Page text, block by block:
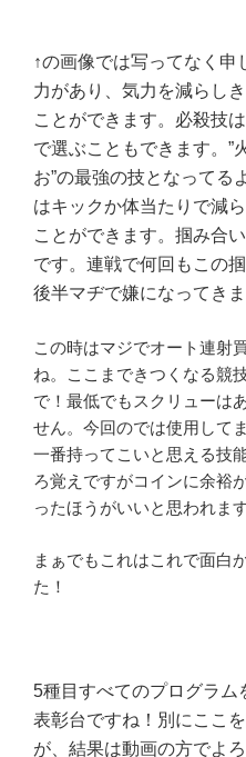
↑の画像では写ってなく
力があり、気力を減らし
ことができます。必殺技
で選ぶこともできます。”
お”の最強の技となってる
はキックか体当たりで減
ことができます。掴み合
です。連戦で何回もこの
後半マヂで嫌になってき
この時はマジでオート連射
ね。ここまできつくなる競
で！最低でもスクリューは
せん。今回のでは使用して
一番持ってこいと思える技
ろ覚えですがコインに余裕
ったほうがいいと思われます
まぁでもこれはこれで面白
た！
5種目すべてのプログラム
表彰台ですね！別にここ
が、結果は動画の方でよ